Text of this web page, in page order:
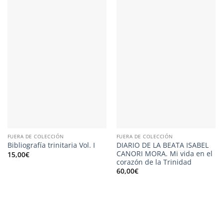
FUERA DE COLECCIÓN
Bibliografía trinitaria Vol. I
15,00€
FUERA DE COLECCIÓN
DIARIO DE LA BEATA ISABEL
CANORI MORA. Mi vida en el
corazón de la Trinidad
60,00€